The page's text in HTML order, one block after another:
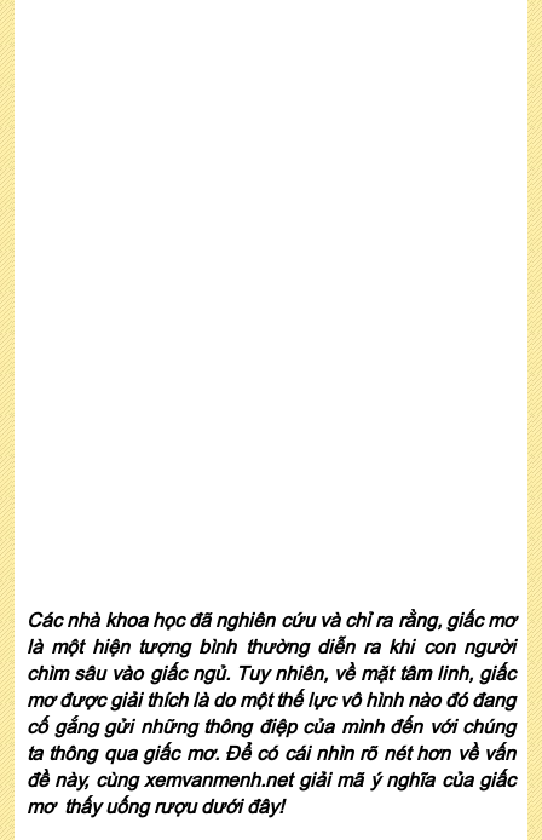
Các nhà khoa học đã nghiên cứu và chỉ ra rằng, giấc mơ
là một hiện tượng bình thường diễn ra khi con người
chìm sâu vào giấc ngủ. Tuy nhiên, về mặt tâm linh, giấc
mơ được giải thích là do một thế lực vô hình nào đó đang
cố gắng gửi những thông điệp của mình đến với chúng
ta thông qua giấc mơ. Để có cái nhìn rõ nét hơn về vấn
đề này, cùng xemvanmenh.net giải mã ý nghĩa của giấc
mơ thấy uống rượu dưới đây!